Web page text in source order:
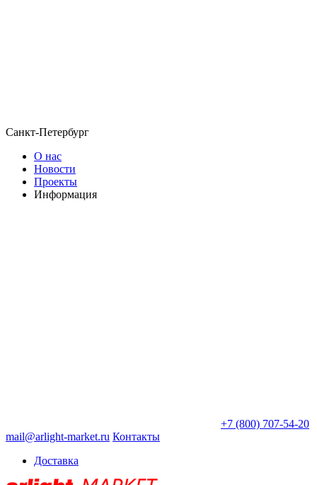
Санкт-Петербург
О нас
Новости
Проекты
Информация
+7 (800) 707-54-20
mail@arlight-market.ru Контакты
Доставка